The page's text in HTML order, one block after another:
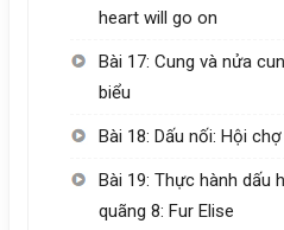
heart will go on
Bài 17: Cung và nửa
biểu
Bài 18: Dấu nối: Hội
Bài 19: Thực hành dấu
quãng 8: Fur Elise